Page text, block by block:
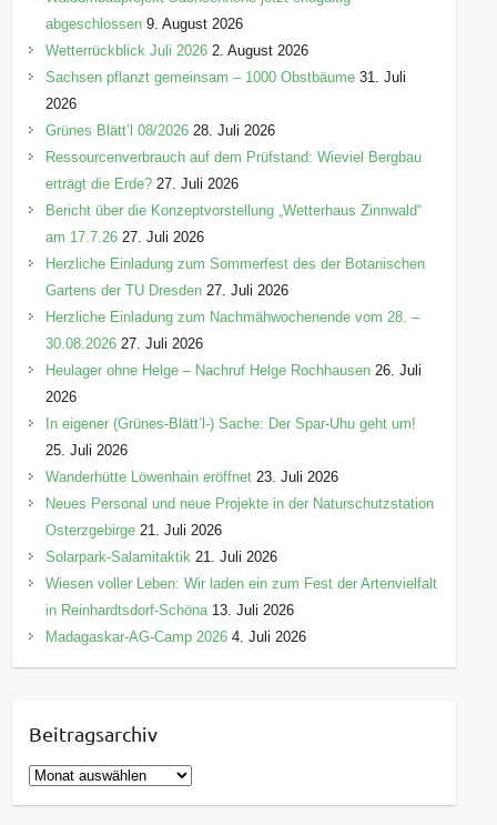
i
e
abgeschlossen 9. August 2026
Wetterrückblick Juli 2026 2. August 2026
Sachsen pflanzt gemeinsam – 1000 Obstbäume 31. Juli
2026
Grünes Blätt’l 08/2026 28. Juli 2026
Ressourcenverbrauch auf dem Prüfstand: Wieviel Bergbau
erträgt die Erde? 27. Juli 2026
Bericht über die Konzeptvorstellung „Wetterhaus Zinnwald“
am 17.7.26 27. Juli 2026
Herzliche Einladung zum Sommerfest des der Botanischen
Gartens der TU Dresden 27. Juli 2026
Herzliche Einladung zum Nachmähwochenende vom 28. –
30.08.2026 27. Juli 2026
Heulager ohne Helge – Nachruf Helge Rochhausen 26. Juli
2026
In eigener (Grünes-Blätt’l-) Sache: Der Spar-Uhu geht um!
25. Juli 2026
Wanderhütte Löwenhain eröffnet 23. Juli 2026
Neues Personal und neue Projekte in der Naturschutzstation
Osterzgebirge 21. Juli 2026
Solarpark-Salamitaktik 21. Juli 2026
Wiesen voller Leben: Wir laden ein zum Fest der Artenvielfalt
in Reinhardtsdorf-Schöna 13. Juli 2026
Madagaskar-AG-Camp 2026 4. Juli 2026
Beitragsarchiv
B
e